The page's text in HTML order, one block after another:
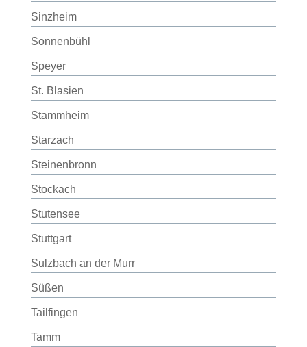
Sinzheim
Sonnenbühl
Speyer
St. Blasien
Stammheim
Starzach
Steinenbronn
Stockach
Stutensee
Stuttgart
Sulzbach an der Murr
Süßen
Tailfingen
Tamm